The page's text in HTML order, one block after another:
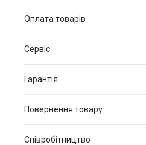
Оплата товарів
Сервіс
Гарантія
Повернення товару
Співробітництво